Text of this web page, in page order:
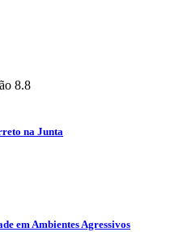
na Junta
em Ambientes Agressivos